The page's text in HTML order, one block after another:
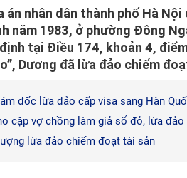
án nhân dân thành phố Hà
năm 1983, ở phường Đông
tại Điều 174, khoản 4,
Dương đã lừa đảo chiếm
đốc lừa đảo cấp visa sang Hàn
cặp vợ chồng làm giả sổ đỏ, lừa
lừa đảo chiếm đoạt tài sản